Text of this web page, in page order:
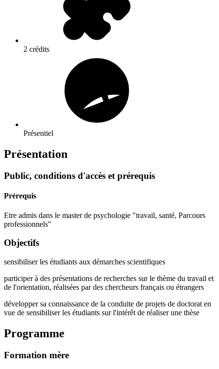
2 crédits
Présentiel
Présentation
Public, conditions d'accès et prérequis
Prérequis
Etre admis dans le master de psychologie "travail, santé, Parcours
professionnels"
Objectifs
sensibiliser les étudiants aux démarches scientifiques
participer à des présentations de recherches sur le thème du travail et
de l'orientation, réalisées par des chercheurs français ou étrangers
développer sa connaissance de la conduite de projets de doctorat en
vue de sensibiliser les étudiants sur l'intérêt de réaliser une thèse
Programme
Formation mère